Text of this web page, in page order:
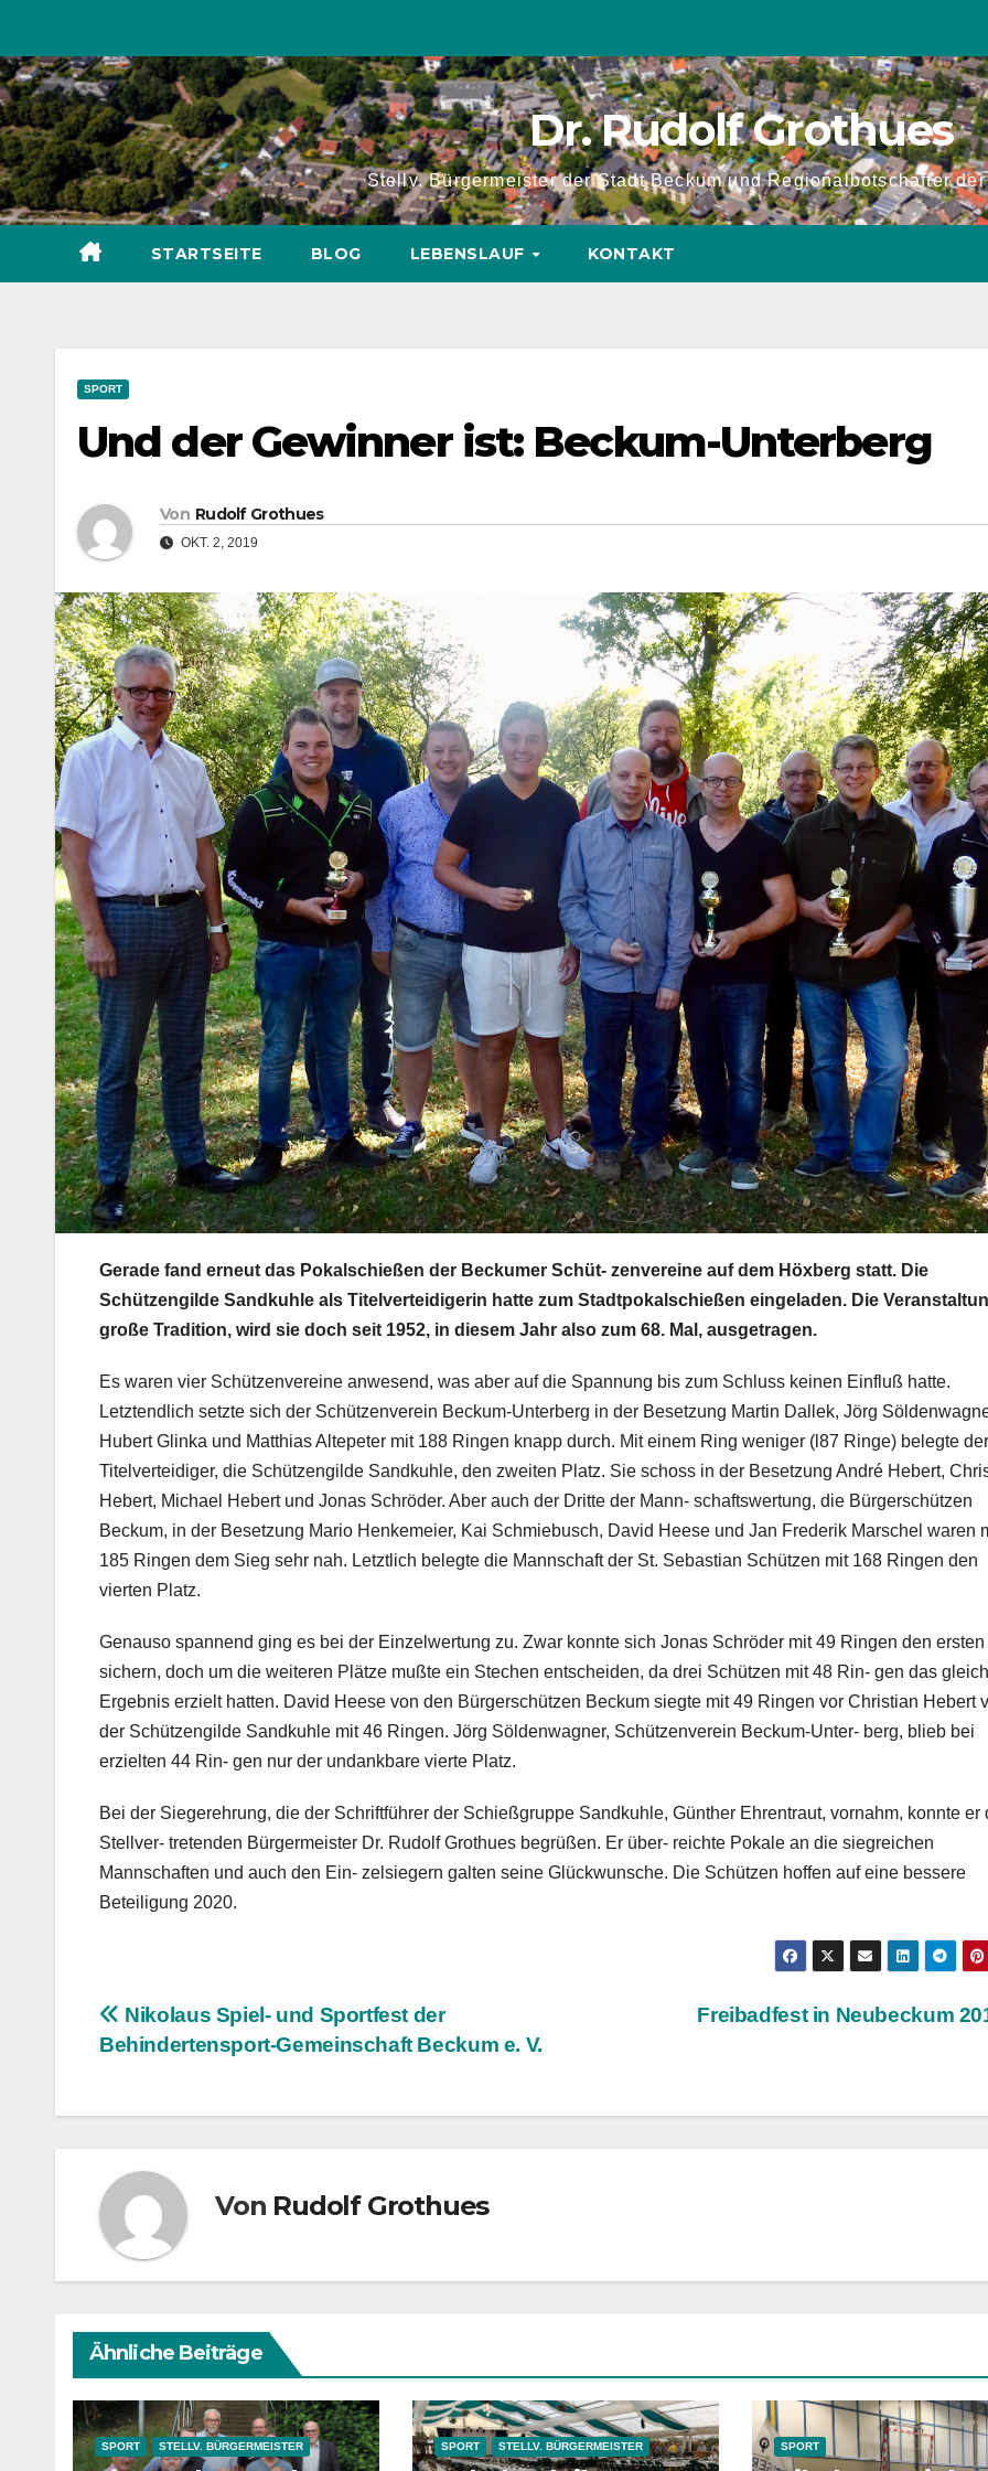
springen
Dr. Rudolf Grothues
Stellv. Bürgermeister der Stadt Beckum und Regionalbotschafter
STARTSEITE BLOG LEBENSLAUF KONTAKT
SPORT
Und der Gewinner ist: Beckum-Unterberg
Von Rudolf Grothues
OKT. 2, 2019
Gerade fand erneut das Pokalschießen der Beckumer Schüt- zenvereine auf dem Höxberg statt. Die
Schützengilde Sandkuhle als Titelverteidigerin hatte zum Stadtpokalschießen eingeladen. Die
große Tradition, wird sie doch seit 1952, in diesem Jahr also zum 68. Mal, ausgetragen.
Es waren vier Schützenvereine anwesend, was aber auf die Spannung bis zum Schluss keinen Einfluß hatte.
Letztendlich setzte sich der Schützenverein Beckum-Unterberg in der Besetzung Martin Dallek, Jörg
Hubert Glinka und Matthias Altepeter mit 188 Ringen knapp durch. Mit einem Ring weniger (l87 Ringe) belegte der
Titelverteidiger, die Schützengilde Sandkuhle, den zweiten Platz. Sie schoss in der Besetzung André Hebert,
Hebert, Michael Hebert und Jonas Schröder. Aber auch der Dritte der Mann- schaftswertung, die Bürgerschützen
Beckum, in der Besetzung Mario Henkemeier, Kai Schmiebusch, David Heese und Jan Frederik Marschel waren
185 Ringen dem Sieg sehr nah. Letztlich belegte die Mannschaft der St. Sebastian Schützen mit 168 Ringen den
vierten Platz.
Genauso spannend ging es bei der Einzelwertung zu. Zwar konnte sich Jonas Schröder mit 49 Ringen den
sichern, doch um die weiteren Plätze mußte ein Stechen entscheiden, da drei Schützen mit 48 Rin- gen das
Ergebnis erzielt hatten. David Heese von den Bürgerschützen Beckum siegte mit 49 Ringen vor Christian Hebert
der Schützengilde Sandkuhle mit 46 Ringen. Jörg Söldenwagner, Schützenverein Beckum-Unter- berg, blieb bei
erzielten 44 Rin- gen nur der undankbare vierte Platz.
Bei der Siegerehrung, die der Schriftführer der Schießgruppe Sandkuhle, Günther Ehrentraut, vornahm, konnte er
Stellver- tretenden Bürgermeister Dr. Rudolf Grothues begrüßen. Er über- reichte Pokale an die siegreichen
Mannschaften und auch den Ein- zelsiegern galten seine Glückwunsche. Die Schützen hoffen auf eine bessere
Beteiligung 2020.
Beitragsnavigation Freibadfest in Neubeckum
Nikolaus Spiel- und Sportfest der
Behindertensport-Gemeinschaft Beckum e. V.
Von Rudolf Grothues
Ähnliche Beiträge
SPORT STELLV. BÜRGERMEISTER SPORT STELLV. BÜRGERMEISTER SPORT